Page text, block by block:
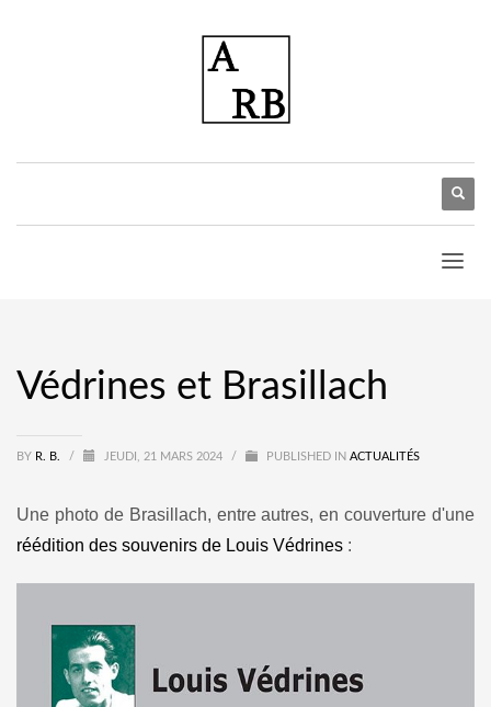
Védrines et Brasillach
BY R. B. / JEUDI, 21 MARS 2024 / PUBLISHED IN ACTUALITÉS
Une photo de Brasillach, entre autres, en couverture d'une
réédition des souvenirs de Louis Védrines :